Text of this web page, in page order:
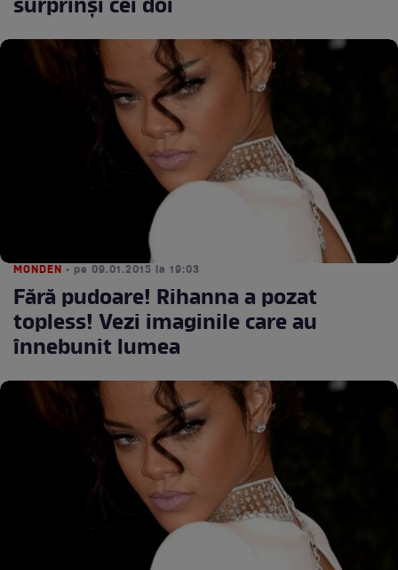
surprinşi cei doi
MONDEN • pe 09.01.2015 la 19:03
Fără pudoare! Rihanna a pozat
topless! Vezi imaginile care au
înnebunit lumea